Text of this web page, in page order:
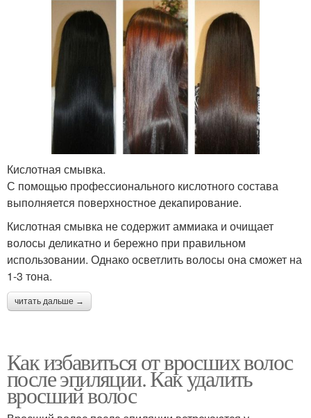
Кислотная смывка.
С помощью профессионального кислотного состава
выполняется поверхностное декапирование.
Кислотная смывка не содержит аммиака и очищает
волосы деликатно и бережно при правильном
использовании. Однако осветлить волосы она сможет на
1-3 тона.
читать дальше →
Как избавиться от вросших волос
после эпиляции. Как удалить
вросший волос